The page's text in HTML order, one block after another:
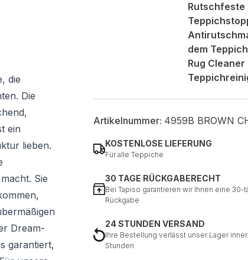
die
Die
ein
lieben.
Sie
Dream-
garantiert,
Rutschfeste
dem Teppich
Rug
Artikelnummer: 4959B BROWN
KOSTENLOSE LIEFERUNG
Für alle Teppiche
30 TAGE RÜCKGABERECHT
Bei Tapiso garantieren wir Ihnen eine
Rückgabe
24 STUNDEN VERSAND
Ihre Bestellung verlässt unser Lager
Stunden